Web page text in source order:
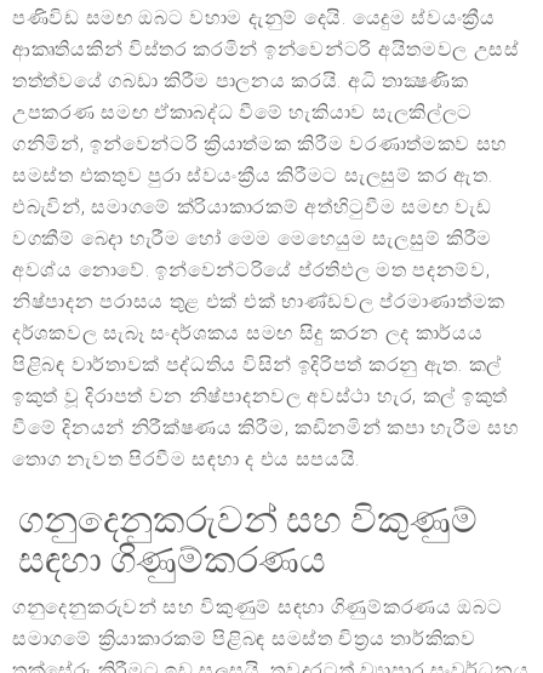
පණිවිඩ සමඟ ඔබට වහාම දැනුම් දෙයි. යෙදුම ස්වයංක්‍රීය
ආකෘතියකින් විස්තර කරමින් ඉන්වෙන්ටරි අයිතමවල උසස්
තත්ත්වයේ ගබඩා කිරීම පාලනය කරයි. අධි තාක්‍ෂණික
උපකරණ සමඟ ඒකාබද්ධ වීමේ හැකියාව සැලකිල්ලට
ගනිමින්, ඉන්වෙන්ටරි ක්‍රියාත්මක කිරීම වරණාත්මකව සහ
සමස්ත එකතුව පුරා ස්වයංක්‍රීය කිරීමට සැලසුම් කර ඇත.
එබැවින්, සමාගමේ ක්රියාකාරකම් අත්හිටුවීම සමඟ වැඩ
වගකීම් බෙදා හැරීම හෝ මෙම මෙහෙයුම සැලසුම් කිරීම
අවශ්ය නොවේ. ඉන්වෙන්ටරියේ ප්රතිඵල මත පදනම්ව,
නිෂ්පාදන පරාසය තුළ එක් එක් භාණ්ඩවල ප්රමාණාත්මක
දර්ශකවල සැබෑ සංදර්ශකය සමඟ සිදු කරන ලද කාර්යය
පිළිබඳ වාර්තාවක් පද්ධතිය විසින් ඉදිරිපත් කරනු ඇත. කල්
ඉකුත් වූ දිරාපත් වන නිෂ්පාදනවල අවස්ථා හැර, කල් ඉකුත්
වීමේ දිනයන් නිරීක්ෂණය කිරීම, කඩිනමින් කපා හැරීම සහ
තොග නැවත පිරවීම සඳහා ද එය සපයයි.
ගනුදෙනුකරුවන් සහ විකුණුම්
සඳහා ගිණුම්කරණය
ගනුදෙනුකරුවන් සහ විකුණුම් සඳහා ගිණුම්කරණය ඔබට
සමාගමේ ක්‍රියාකාරකම් පිළිබඳ සමස්ත චිත්‍රය තාර්කිකව